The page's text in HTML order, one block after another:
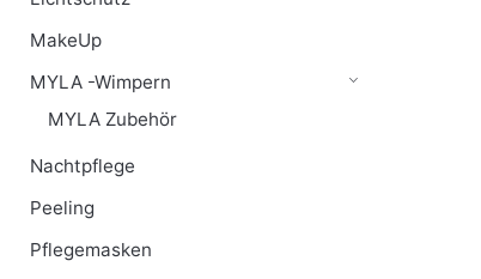
MakeUp
MYLA -Wimpern
MYLA Zubehör
Nachtpflege
Peeling
Pflegemasken